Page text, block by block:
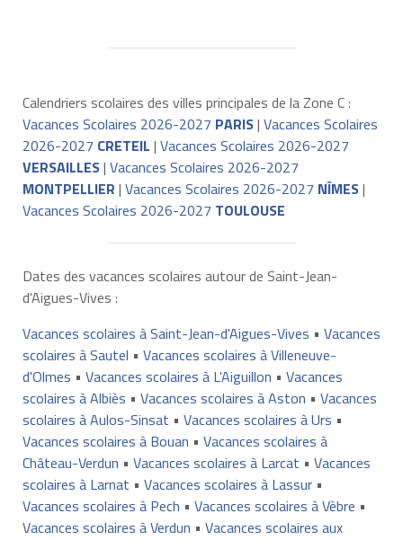
Calendriers scolaires des villes principales de la Zone C :
Vacances Scolaires 2026-2027 PARIS| Vacances Scolaires
2026-2027 CRETEIL | Vacances Scolaires 2026-2027
VERSAILLES| Vacances Scolaires 2026-2027
MONTPELLIER | Vacances Scolaires 2026-2027 NÎMES|
Vacances Scolaires 2026-2027 TOULOUSE
Dates des vacances scolaires autour de Saint-Jean-
d'Aigues-Vives :
Vacances scolaires à Saint-Jean-d'Aigues-Vives • Vacances
scolaires à Sautel • Vacances scolaires à Villeneuve-
d'Olmes • Vacances scolaires à L'Aiguillon • Vacances
scolaires à Albiès • Vacances scolaires à Aston • Vacances
scolaires à Aulos-Sinsat • Vacances scolaires à Urs •
Vacances scolaires à Bouan • Vacances scolaires à
Château-Verdun • Vacances scolaires à Larcat • Vacances
scolaires à Larnat • Vacances scolaires à Lassur•
Vacances scolaires à Pech • Vacances scolaires à Vèbre •
Vacances scolaires à Verdun • Vacances scolaires aux